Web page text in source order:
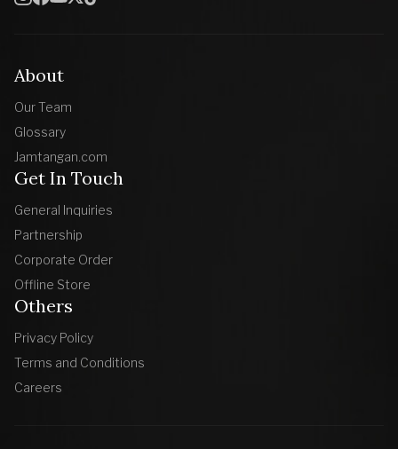
About
Our Team
Glossary
Jamtangan.com
Get In Touch
General Inquiries
Partnership
Corporate Order
Offline Store
Others
Privacy Policy
Terms and Conditions
Careers